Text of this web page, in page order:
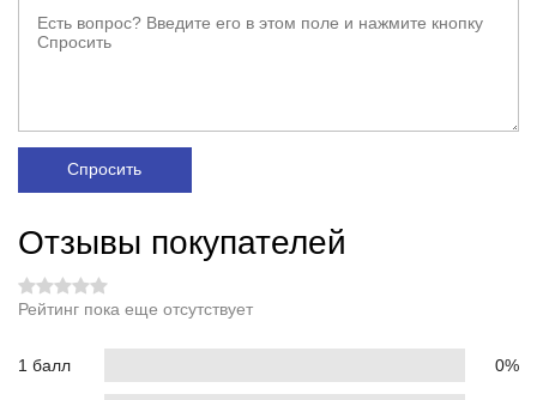
Спросить
Отзывы покупателей
Рейтинг пока еще отсутствует
1 балл 0%